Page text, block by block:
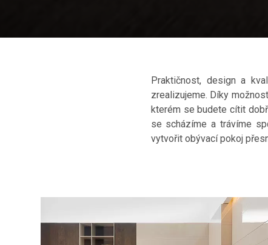
Praktičnost, design a
zrealizujeme. Díky
kterém se budete cítit
se scházíme a trávíme
vytvořit obývací pokoj